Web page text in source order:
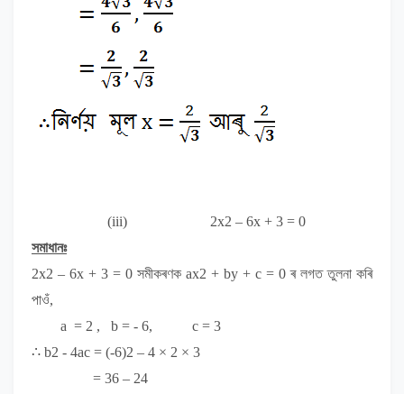
(iii) 2x2 – 6x + 3 = 0
সমাধানঃ
2x2 – 6x + 3 = 0 সমীকৰণক ax2 + by + c = 0ৰ লগত তুলনা কৰি
পাওঁ,
a = 2 , b = - 6, c = 3
∴ b2 - 4ac = (-6)2 – 4 × 2 × 3
= 36 – 24